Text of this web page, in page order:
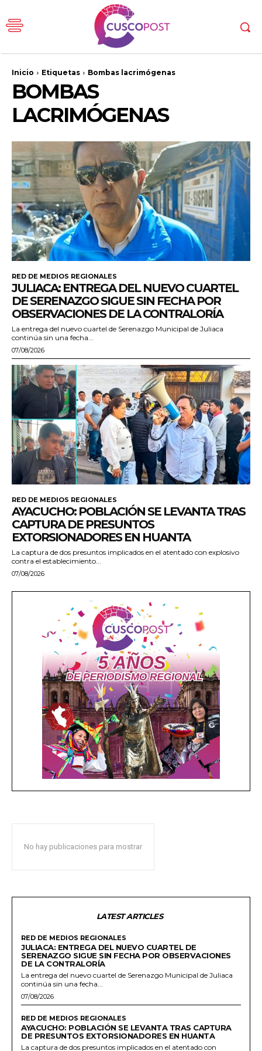
Inicio Etiquetas Bombas lacrimógenas
BOMBAS
LACRIMÓGENAS
RED DE MEDIOS REGIONALES
JULIACA: ENTREGA DEL NUEVO CUARTEL
DE SERENAZGO SIGUE SIN FECHA POR
OBSERVACIONES DE LA CONTRALORÍA
La entrega del nuevo cuartel de Serenazgo Municipal de Juliaca
continúa sin una fecha...
07/08/2026
RED DE MEDIOS REGIONALES
AYACUCHO: POBLACIÓN SE LEVANTA TRAS
CAPTURA DE PRESUNTOS
EXTORSIONADORES EN HUANTA
La captura de dos presuntos implicados en el atentado con explosivo
contra el establecimiento...
07/08/2026
No hay publicaciones para mostrar
LATEST ARTICLES
RED DE MEDIOS REGIONALES
JULIACA: ENTREGA DEL NUEVO CUARTEL DE
SERENAZGO SIGUE SIN FECHA POR OBSERVACIONES
DE LA CONTRALORÍA
La entrega del nuevo cuartel de Serenazgo Municipal de Juliaca
continúa sin una fecha...
07/08/2026
RED DE MEDIOS REGIONALES
AYACUCHO: POBLACIÓN SE LEVANTA TRAS CAPTURA
DE PRESUNTOS EXTORSIONADORES EN HUANTA
La captura de dos presuntos implicados en el atentado con